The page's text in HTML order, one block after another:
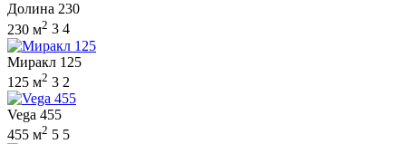
Долина 230
230 м2 3 4
Миракл 125
125 м2 3 2
Vega 455
455 м2 5 5